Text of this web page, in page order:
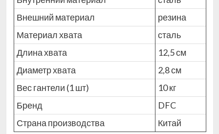
Внешний материал
резина
Материал хвата
сталь
Длина хвата
12,5см
Диаметр хвата
2,8см
Вес гантели (1 шт)
10кг
Бренд
DFC
Страна производства
Китай